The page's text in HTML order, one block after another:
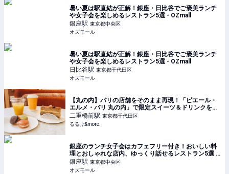
暑い夏は駅直結が正解！銀座・日比谷でご褒美ランチ
や女子会を楽しめるレストラン5選 - OZmall
銀座駅 東京都中央区
オズモール
暑い夏は駅直結が正解！銀座・日比谷でご褒美ランチ
や女子会を楽しめるレストラン5選 - OZmall
日比谷駅 東京都千代田区
オズモール
【丸の内】パリの店舗をそのまま再現！「ピエール・
エルメ・パリ 丸の内」で限定スイーツ＆ドリンクを堪
能｜るるぶ&more.
二重橋前駅 東京都千代田区
るるぶ&more.
銀座のランチ女子会はカフェフリー付き！おいしい料
理とおしゃれな店内、ゆっくり話せるレストラン5選 -
OZmall
銀座駅 東京都中央区
オズモール